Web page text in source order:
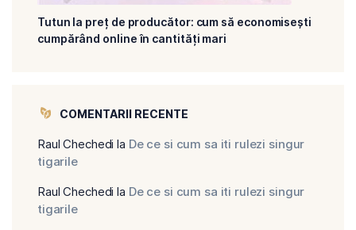
Tutun la preț de producător: cum să economisești
cumpărând online în cantități mari
COMENTARII RECENTE
Raul Chechedi la De ce si cum sa iti rulezi singur
tigarile
Raul Chechedi la De ce si cum sa iti rulezi singur
tigarile